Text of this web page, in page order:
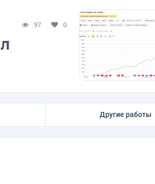
97 0
Другие работы